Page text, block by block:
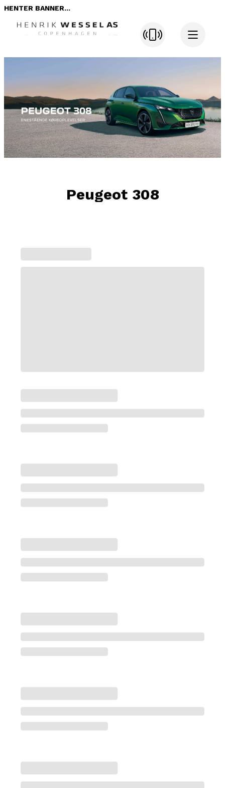
HENTER BANNER...
Peugeot 308